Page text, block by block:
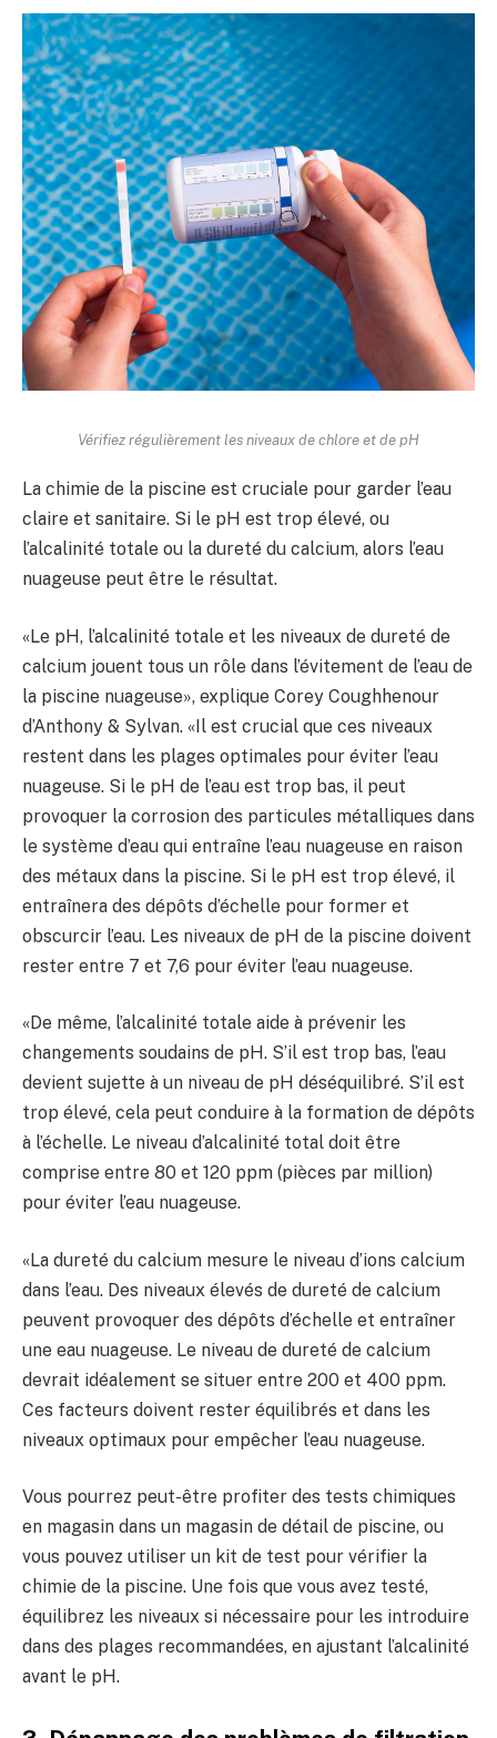
Vérifiez régulièrement les niveaux de chlore et de pH
La chimie de la piscine est cruciale pour garder l’eau
claire et sanitaire. Si le pH est trop élevé, ou
l’alcalinité totale ou la dureté du calcium, alors l’eau
nuageuse peut être le résultat.
«Le pH, l’alcalinité totale et les niveaux de dureté de
calcium jouent tous un rôle dans l’évitement de l’eau de
la piscine nuageuse», explique Corey Coughhenour
d’Anthony & Sylvan. «Il est crucial que ces niveaux
restent dans les plages optimales pour éviter l’eau
nuageuse. Si le pH de l’eau est trop bas, il peut
provoquer la corrosion des particules métalliques dans
le système d’eau qui entraîne l’eau nuageuse en raison
des métaux dans la piscine. Si le pH est trop élevé, il
entraînera des dépôts d’échelle pour former et
obscurcir l’eau. Les niveaux de pH de la piscine doivent
rester entre 7 et 7,6 pour éviter l’eau nuageuse.
«De même, l’alcalinité totale aide à prévenir les
changements soudains de pH. S’il est trop bas, l’eau
devient sujette à un niveau de pH déséquilibré. S’il est
trop élevé, cela peut conduire à la formation de dépôts
à l’échelle. Le niveau d’alcalinité total doit être
comprise entre 80 et 120 ppm (pièces par million)
pour éviter l’eau nuageuse.
«La dureté du calcium mesure le niveau d’ions calcium
dans l’eau. Des niveaux élevés de dureté de calcium
peuvent provoquer des dépôts d’échelle et entraîner
une eau nuageuse. Le niveau de dureté de calcium
devrait idéalement se situer entre 200 et 400 ppm.
Ces facteurs doivent rester équilibrés et dans les
niveaux optimaux pour empêcher l’eau nuageuse.
Vous pourrez peut-être profiter des tests chimiques
en magasin dans un magasin de détail de piscine, ou
vous pouvez utiliser un kit de test pour vérifier la
chimie de la piscine. Une fois que vous avez testé,
équilibrez les niveaux si nécessaire pour les introduire
dans des plages recommandées, en ajustant l’alcalinité
avant le pH.